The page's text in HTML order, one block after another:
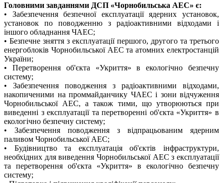
Головними завданнями ДСП «Чорнобильська АЕС» є:
• Забезпечення безпечної експлуатації ядерних установок,
установок по поводженню з радіоактивними відходами і
іншого обладнання ЧАЕС;
• Безпечне зняття з експлуатації першого, другого та третього
енергоблоків Чорнобильської АЕС та атомних електростанцій
України;
• Перетворення об'єкта «Укриття» в екологічно безпечну
систему;
• Забезпечення поводження з радіоактивними відходами,
накопиченими на проммайданчику ЧАЕС і зони відчуження
Чорнобильської АЕС, а також тими, що утворюються при
виведенні з експлуатації та перетворенні об'єкта «Укриття» в
екологічно безпечну систему;
• Забезпечення поводження з відпрацьованим ядерним
паливом Чорнобильської АЕС;
• Будівництво та експлуатація об'єктів інфраструктури,
необхідних для виведення Чорнобильської АЕС з експлуатації
та перетворення об'єкта «Укриття» в екологічно безпечну
систему;